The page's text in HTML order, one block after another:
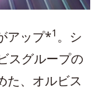
アップ*1 。シ
スグループの
た、オルビス